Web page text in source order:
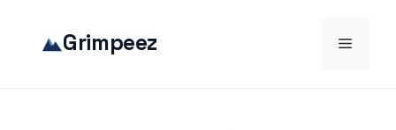
contenu Grimpeez Menu